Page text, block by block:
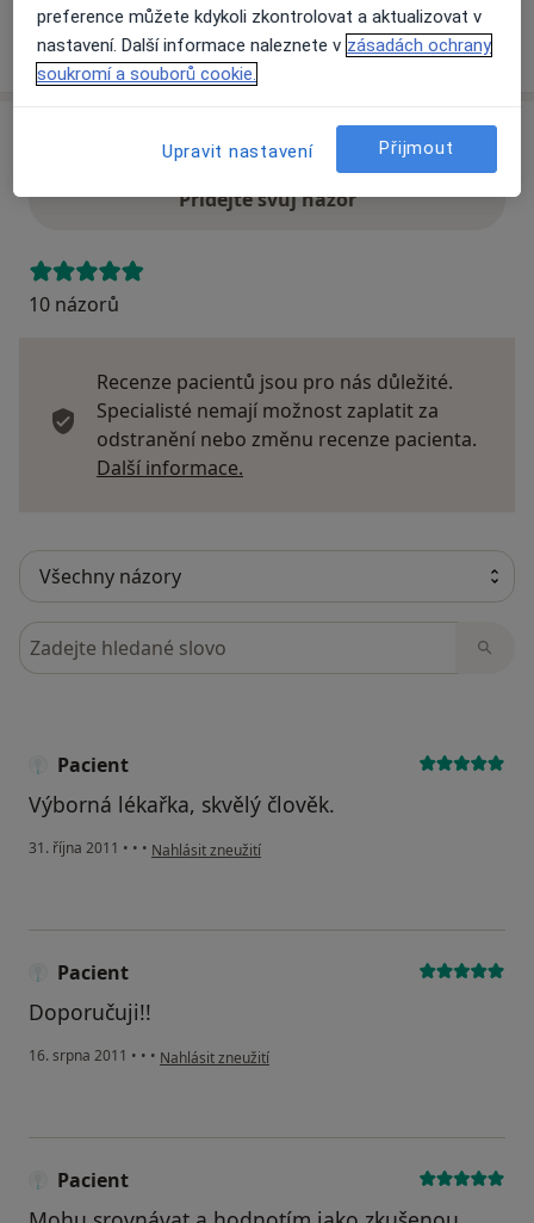
Více
o adrese
Přidejte svůj názor
10 názorů
Recenze pacientů jsou pro nás důležité.
Specialisté nemají možnost zaplatit za
odstranění nebo změnu recenze pacienta.
Další informace.
Hledejte v názorech
Pacient
Výborná lékařka, skvělý člověk.
31. října 2011 • • • podle názoru uživatele Pacient
Nahlásit zneužití
Pacient
Doporučuji!!
16. srpna 2011 • • • podle názoru uživatele Pacient
Nahlásit zneužití
Pacient
preference můžete kdykoli zkontrolovat a aktualizovat v
nastavení. Další informace naleznete v zásadách ochrany
soukromí a souborů cookie.
Upravit nastavení Přijmout